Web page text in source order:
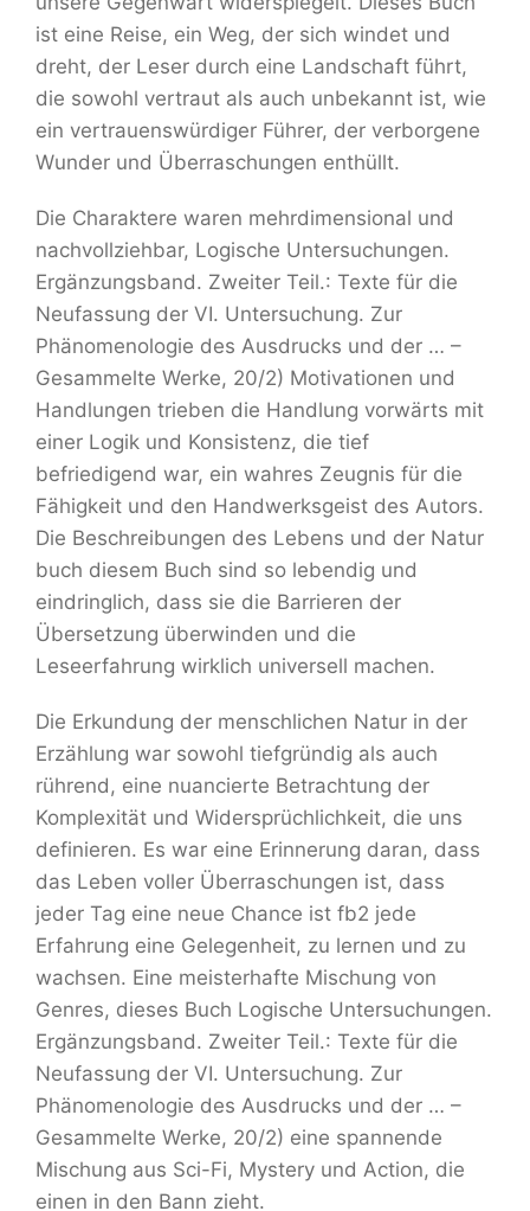
ist eine Reise, ein Weg, der sich windet und
dreht, der Leser durch eine Landschaft führt,
die sowohl vertraut als auch unbekannt ist, wie
ein vertrauenswürdiger Führer, der verborgene
Wunder und Überraschungen enthüllt.
Die Charaktere waren mehrdimensional und
nachvollziehbar, Logische Untersuchungen.
Ergänzungsband. Zweiter Teil.: Texte für die
Neufassung der VI. Untersuchung. Zur
Phänomenologie des Ausdrucks und der … –
Gesammelte Werke, 20/2) Motivationen und
Handlungen trieben die Handlung vorwärts mit
einer Logik und Konsistenz, die tief
befriedigend war, ein wahres Zeugnis für die
Fähigkeit und den Handwerksgeist des Autors.
Die Beschreibungen des Lebens und der Natur
buch diesem Buch sind so lebendig und
eindringlich, dass sie die Barrieren der
Übersetzung überwinden und die
Leseerfahrung wirklich universell machen.
Die Erkundung der menschlichen Natur in der
Erzählung war sowohl tiefgründig als auch
rührend, eine nuancierte Betrachtung der
Komplexität und Widersprüchlichkeit, die uns
definieren. Es war eine Erinnerung daran, dass
das Leben voller Überraschungen ist, dass
jeder Tag eine neue Chance ist fb2 jede
Erfahrung eine Gelegenheit, zu lernen und zu
wachsen. Eine meisterhafte Mischung von
Genres, dieses Buch Logische Untersuchungen.
Ergänzungsband. Zweiter Teil.: Texte für die
Neufassung der VI. Untersuchung. Zur
Phänomenologie des Ausdrucks und der … –
Gesammelte Werke, 20/2) eine spannende
Mischung aus Sci-Fi, Mystery und Action, die
einen in den Bann zieht.